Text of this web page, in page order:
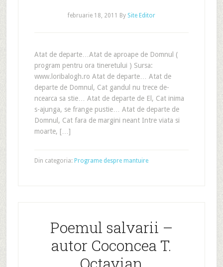
februarie 18, 2011 By Site Editor
Atat de departe…Atat de aproape de Domnul (
program pentru ora tineretului ) Sursa:
www.loribalogh.ro Atat de departe… Atat de
departe de Domnul, Cat gandul nu trece de-
ncearca sa stie… Atat de departe de El, Cat inima
s-ajunga, se frange pustie… Atat de departe de
Domnul, Cat fara de margini neant Intre viata si
moarte, […]
Din categoria: Programe despre mantuire
Poemul salvarii –
autor Coconcea T.